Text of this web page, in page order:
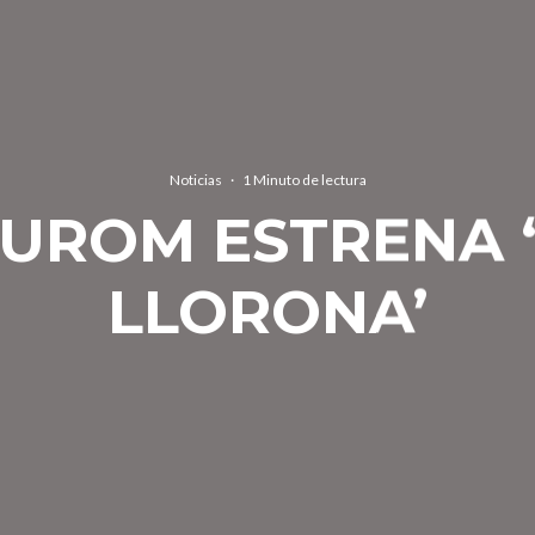
Noticias · 1 Minuto de lectura
ESTRENA
LLORONA’